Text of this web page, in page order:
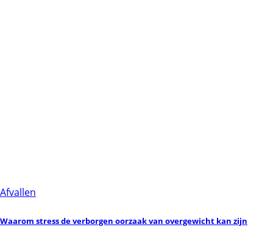
Afvallen
Waarom stress de verborgen oorzaak van overgewicht kan zijn